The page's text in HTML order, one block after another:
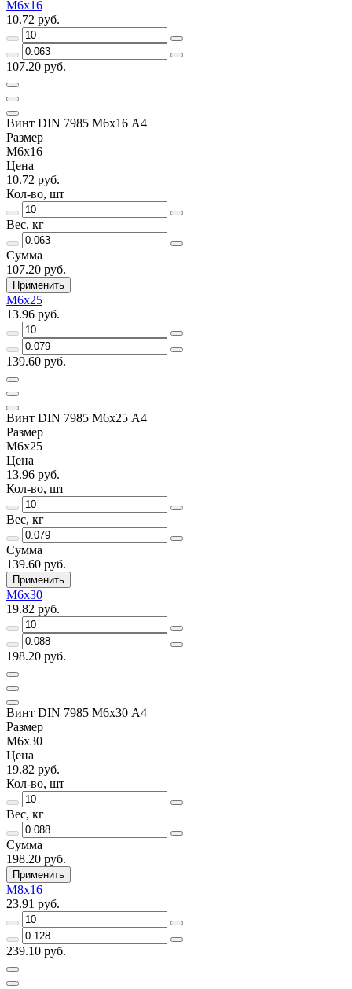
М6х16
10.72 руб.
107.20 руб.
Винт DIN 7985 М6х16 A4
Размер
М6х16
Цена
10.72 руб.
Кол-во, шт
Вес, кг
Сумма
107.20 руб.
Применить
М6х25
13.96 руб.
139.60 руб.
Винт DIN 7985 М6х25 A4
Размер
М6х25
Цена
13.96 руб.
Кол-во, шт
Вес, кг
Сумма
139.60 руб.
Применить
М6х30
19.82 руб.
198.20 руб.
Винт DIN 7985 М6х30 A4
Размер
М6х30
Цена
19.82 руб.
Кол-во, шт
Вес, кг
Сумма
198.20 руб.
Применить
М8х16
23.91 руб.
239.10 руб.